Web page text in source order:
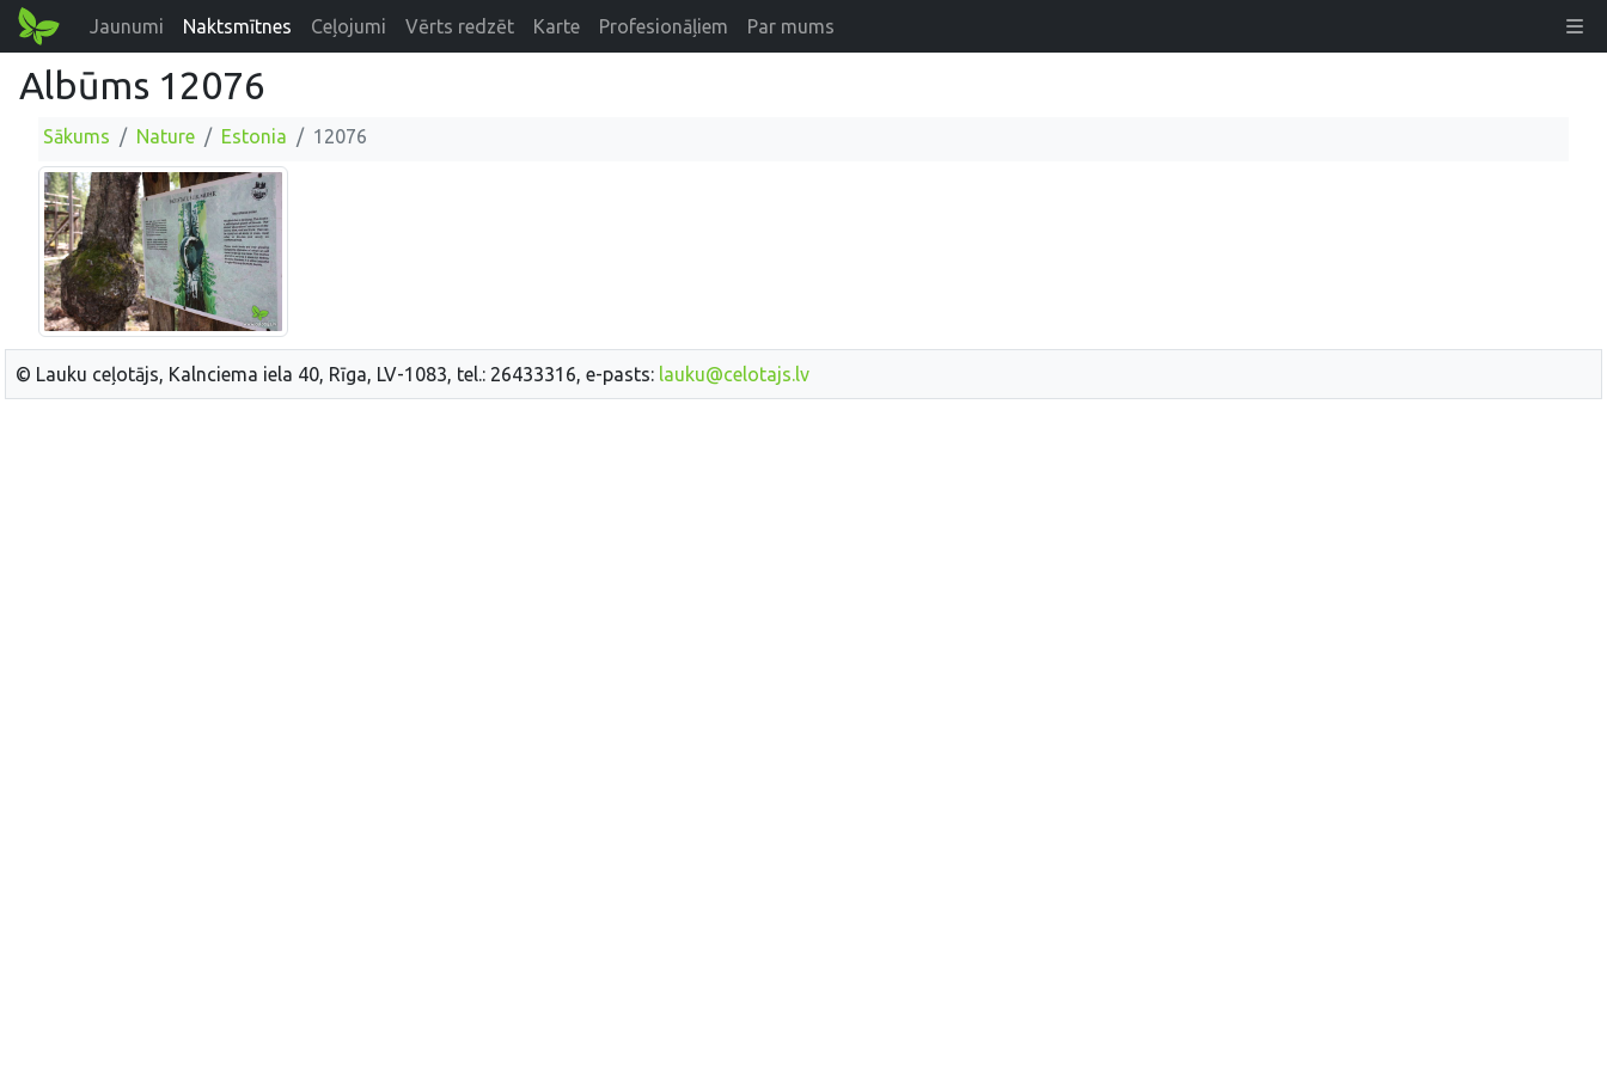
Jaunumi Naktsmītnes Ceļojumi Vērts redzēt Karte Profesionāļiem Par mums
Albūms 12076
Sākums Nature Estonia 12076
© Lauku ceļotājs, Kalnciema iela 40, Rīga, LV-1083, tel.: 26433316, e-pasts: lauku@celotajs.lv